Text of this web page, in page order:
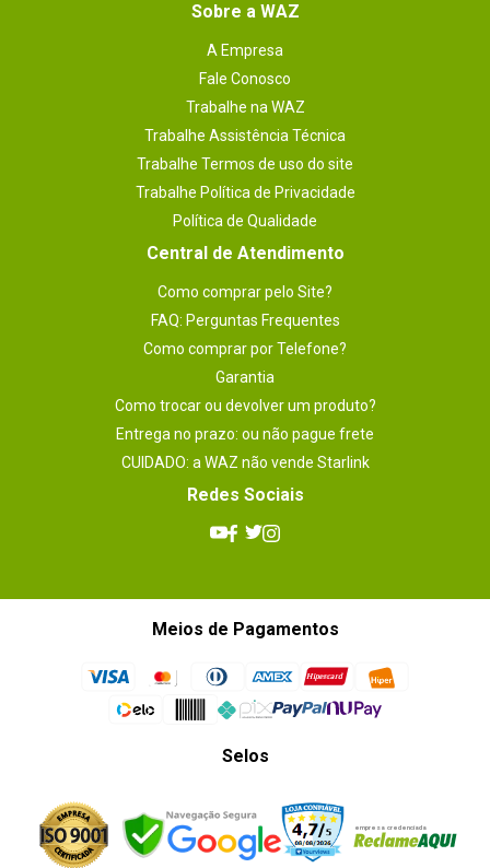
Sobre a WAZ
A Empresa
Fale Conosco
Trabalhe na WAZ
Trabalhe Assistência Técnica
Trabalhe Termos de uso do site
Trabalhe Política de Privacidade
Política de Qualidade
Central de Atendimento
Como comprar pelo Site?
FAQ: Perguntas Frequentes
Como comprar por Telefone?
Garantia
Como trocar ou devolver um produto?
Entrega no prazo: ou não pague frete
CUIDADO: a WAZ não vende Starlink
Redes Sociais
Meios de Pagamentos
Selos